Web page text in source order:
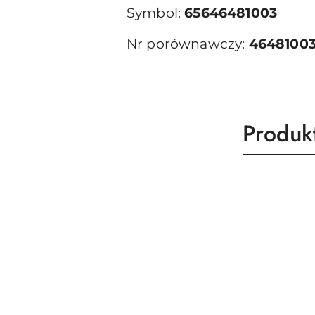
Symbol:65646481003
Nr porównawczy:
o